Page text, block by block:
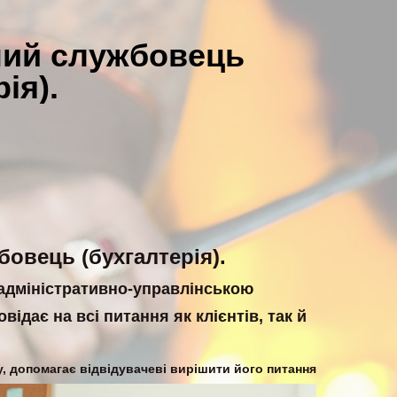
службовець
(бухгалтерія).
управлінською
на всі питання як клієнтів, так й
відвідувачеві вирішити його питання